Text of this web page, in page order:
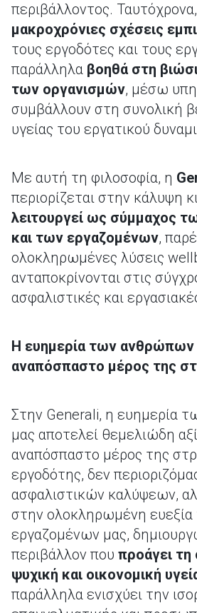
περιβάλλοντος. Ταυτόχρονα,
μακροχρόνιες σχέσεις
τους εργοδότες και τους
παράλληλα βοηθά στη
των οργανισμών, μέσω
συμβάλλουν στη συνολική
υγείας του εργατικού
Με αυτή τη φιλοσοφία, η
περιορίζεται στην κάλυψη
λειτουργεί ως σύμμαχος
και των εργαζομένων,
ολοκληρωμένες λύσεις
ανταποκρίνονται στις
ασφαλιστικές και
Η ευημερία των ανθρώπων
αναπόσπαστο μέρος της
Στην Generali, η ευημερία
μας αποτελεί θεμελιώδη
αναπόσπαστο μέρος της
εργοδότης, δεν
ασφαλιστικών καλύψεων,
στην ολοκληρωμένη
εργαζομένων μας,
περιβάλλον που προάγει
ψυχική και οικονομική
παράλληλα ενισχύει την